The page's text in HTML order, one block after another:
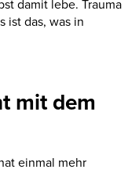
damit lebe. Trauma
ist das, was in
mit dem
einmal mehr